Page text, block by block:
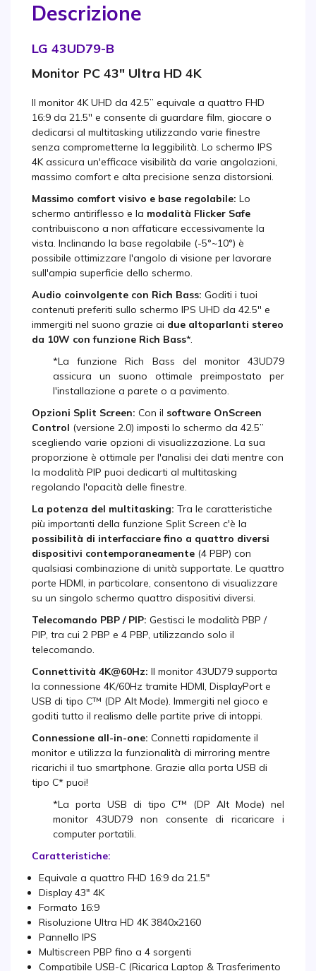
Descrizione
LG 43UD79-B
Monitor PC 43" Ultra HD 4K
Il monitor 4K UHD da 42.5” equivale a quattro FHD
16:9 da 21.5'' e consente di guardare film, giocare o
dedicarsi al multitasking utilizzando varie finestre
senza comprometterne la leggibilità. Lo schermo IPS
4K assicura un'efficace visibilità da varie angolazioni,
massimo comfort e alta precisione senza distorsioni.
Massimo comfort visivo e base regolabile: Lo
schermo antiriflesso e la modalità Flicker Safe
contribuiscono a non affaticare eccessivamente la
vista. Inclinando la base regolabile (-5°~10°) è
possibile ottimizzare l'angolo di visione per lavorare
sull'ampia superficie dello schermo.
Audio coinvolgente con Rich Bass: Goditi i tuoi
contenuti preferiti sullo schermo IPS UHD da 42.5'' e
immergiti nel suono grazie ai due altoparlanti stereo
da 10W con funzione Rich Bass*.
*La funzione Rich Bass del monitor 43UD79
assicura un suono ottimale preimpostato per
l'installazione a parete o a pavimento.
Opzioni Split Screen: Con il software OnScreen
Control (versione 2.0) imposti lo schermo da 42.5”
scegliendo varie opzioni di visualizzazione. La sua
proporzione è ottimale per l'analisi dei dati mentre con
la modalità PIP puoi dedicarti al multitasking
regolando l'opacità delle finestre.
La potenza del multitasking: Tra le caratteristiche
più importanti della funzione Split Screen c'è la
possibilità di interfacciare fino a quattro diversi
dispositivi contemporaneamente (4 PBP) con
qualsiasi combinazione di unità supportate. Le quattro
porte HDMI, in particolare, consentono di visualizzare
su un singolo schermo quattro dispositivi diversi.
Telecomando PBP / PIP: Gestisci le modalità PBP /
PIP, tra cui 2 PBP e 4 PBP, utilizzando solo il
telecomando.
Connettività 4K@60Hz: Il monitor 43UD79 supporta
la connessione 4K/60Hz tramite HDMI, DisplayPort e
USB di tipo C™ (DP Alt Mode). Immergiti nel gioco e
goditi tutto il realismo delle partite prive di intoppi.
Connessione all-in-one: Connetti rapidamente il
monitor e utilizza la funzionalità di mirroring mentre
ricarichi il tuo smartphone. Grazie alla porta USB di
tipo C* puoi!
*La porta USB di tipo C™ (DP Alt Mode) nel
monitor 43UD79 non consente di ricaricare i
computer portatili.
Caratteristiche:
Equivale a quattro FHD 16:9 da 21.5"
Display 43" 4K
Formato 16:9
Risoluzione Ultra HD 4K 3840x2160
Pannello IPS
Multiscreen PBP fino a 4 sorgenti
Compatibile USB-C (Ricarica Laptop & Trasferimento